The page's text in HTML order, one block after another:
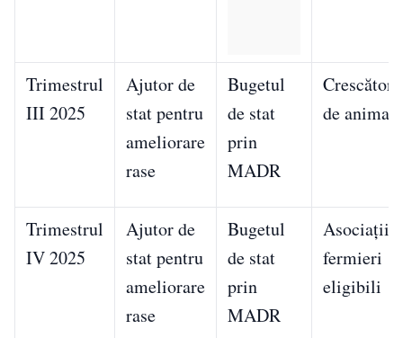
Trimestrul
III 2025
Ajutor de
stat pentru
ameliorare
rase
Bugetul
de stat
prin
MADR
Crescători
de animale
Trimestrul
IV 2025
Ajutor de
stat pentru
ameliorare
rase
Bugetul
de stat
prin
MADR
Asociații
fermieri
eligibili